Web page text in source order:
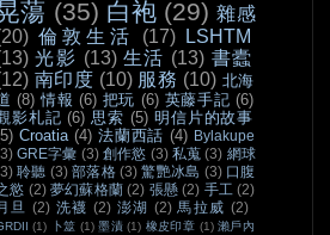
蕩 (35) 白袍 (29) 雜感
倫敦生活 (17)
LSHTM
光影 (13) 生活 (13) 書蠹
南印度 (10) 服務 (10) 北海
(8) 情報 (6) 把玩 (6) 英藤手記 (6)
影札記 (6) 思索 (5) 明信片的故事
Croatia (4) 法蘭西話 (4) Bylakupe
GRE字彙 (3) 創作慾 (3) 私蒐 (3) 網球
聆聽 (3) 部落格 (3) 驚艷冰島 (3) 口腹
慾 (2) 夢幻蘇格蘭 (2) 張懸 (2) 手工 (2)
旦
(2) 洗襪 (2) 澎湖 (2) 馬拉威 (2)
(1) 卜筮 (1) 墨漬 (1) 橡皮印章 (1) 瀨戶內